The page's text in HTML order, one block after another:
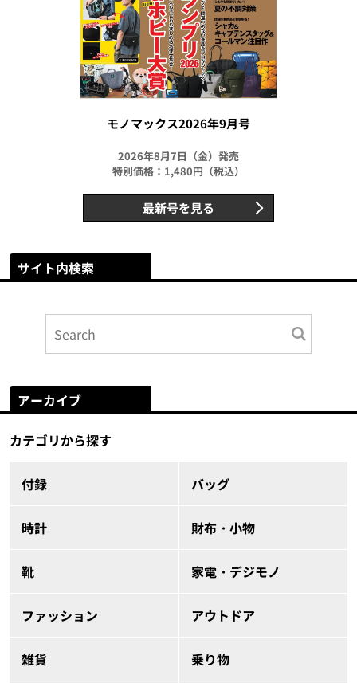
モノマックス2026年9月号
2026年8月7日（金）発売
特別価格：1,480円（税込）
最新号を見る
サイト内検索
アーカイブ
カテゴリから探す
付録 バッグ
時計 財布・小物
靴 家電・デジモノ
ファッション アウトドア
雑貨 乗り物